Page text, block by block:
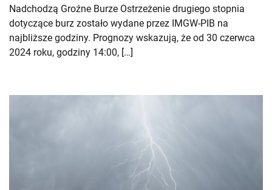
Nadchodzą Groźne Burze Ostrzeżenie drugiego stopnia
dotyczące burz zostało wydane przez IMGW-PIB na
najbliższe godziny. Prognozy wskazują, że od 30 czerwca
2024 roku, godziny 14:00, […]